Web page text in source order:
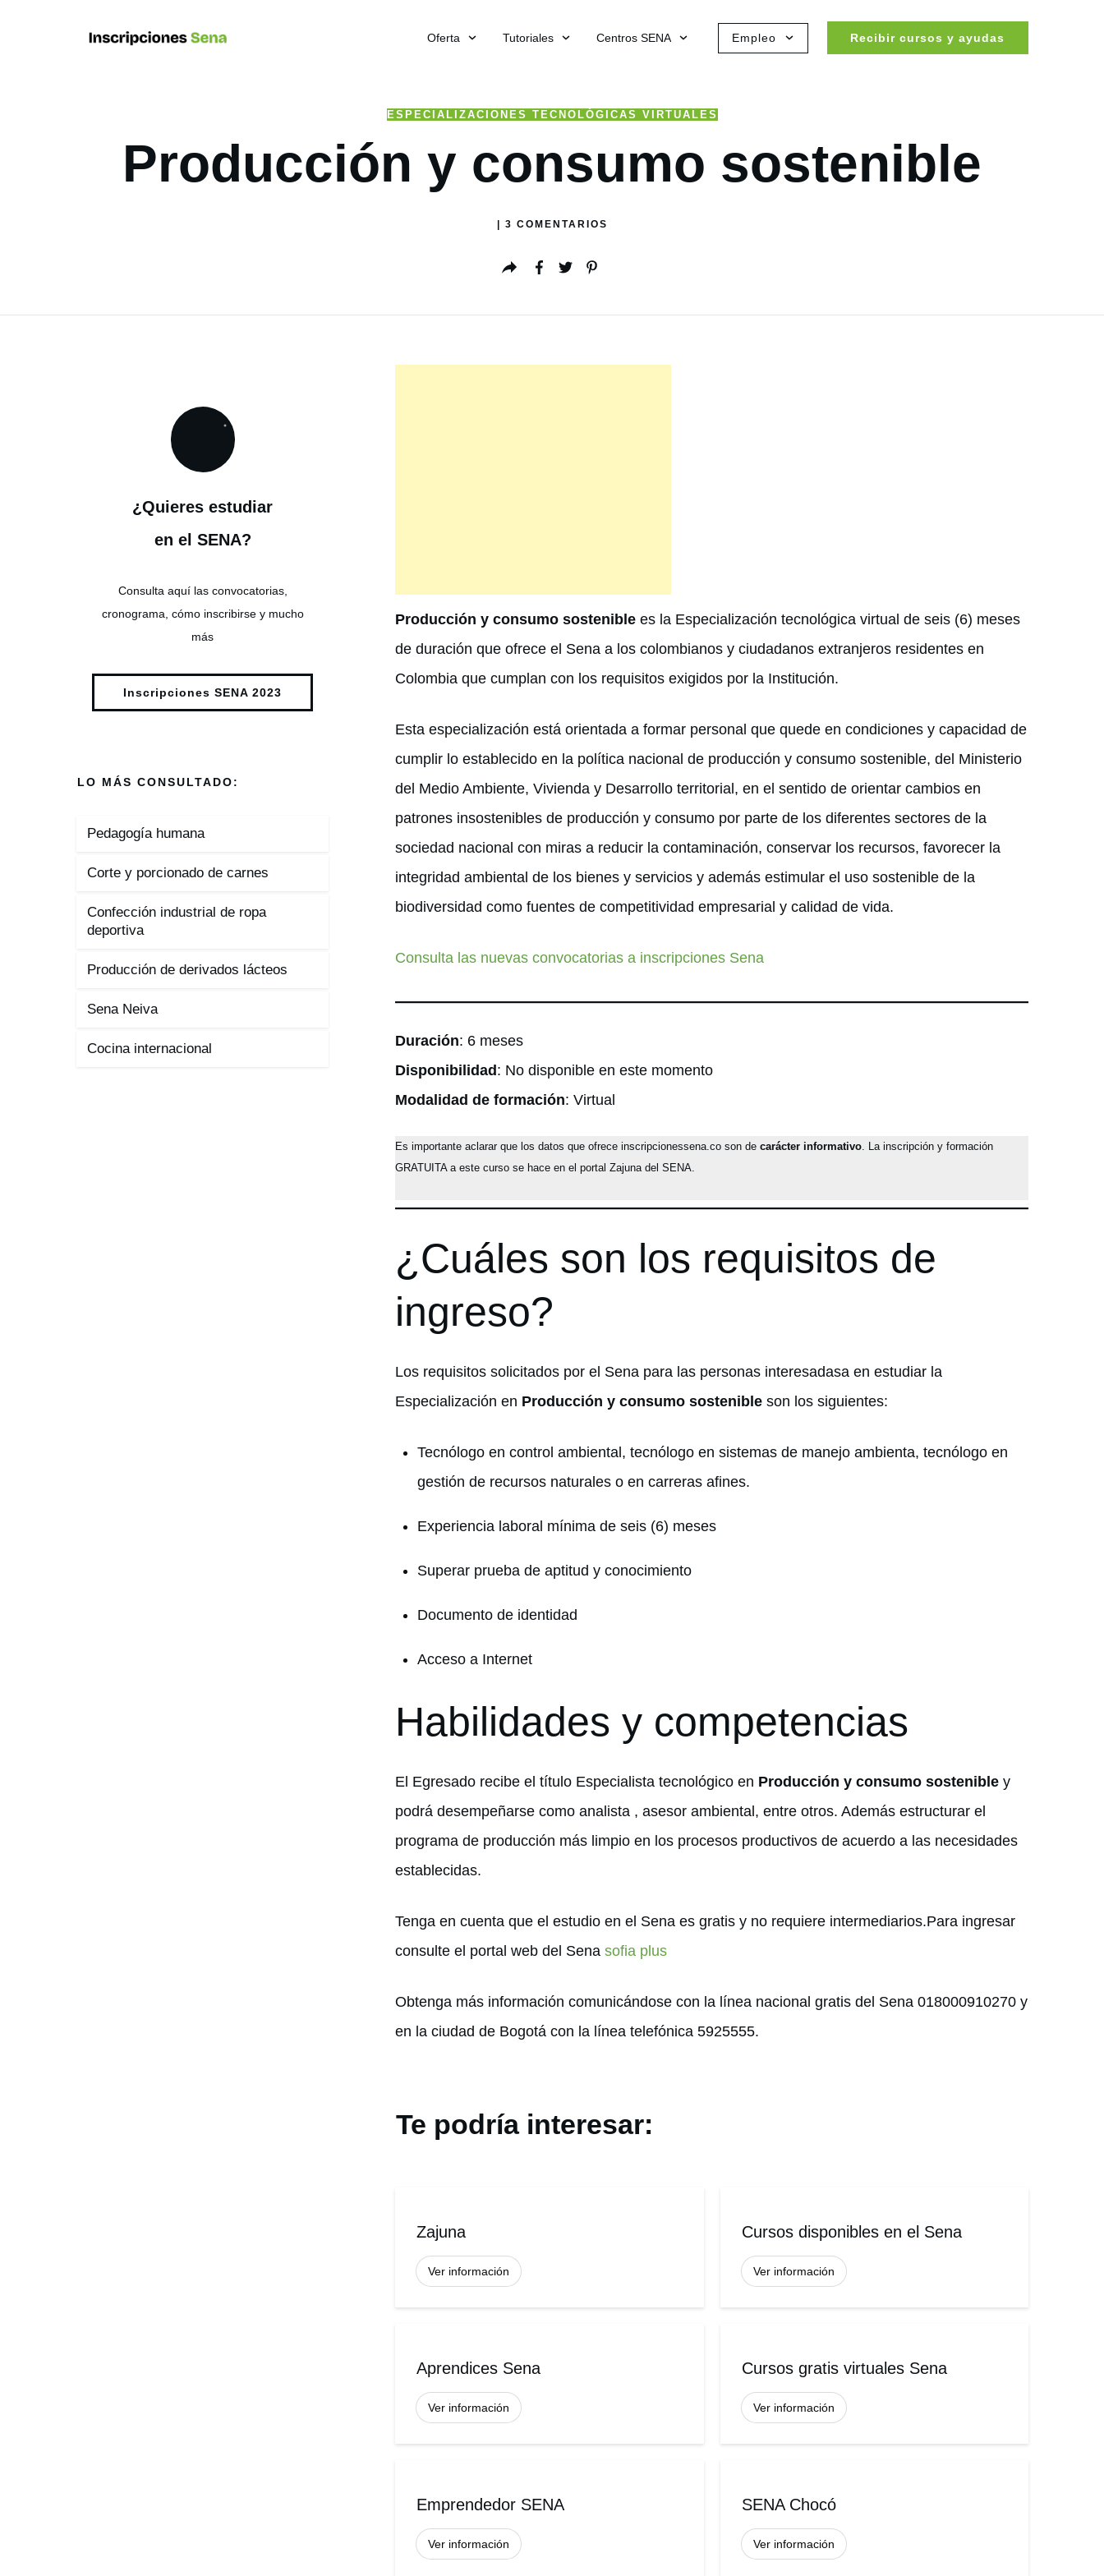
Oferta Tutoriales Centros SENA Empleo Recibir cursos y ayudas
ESPECIALIZACIONES TECNOLÓGICAS VIRTUALES
Producción y consumo sostenible
3 COMENTARIOS
Producción y consumo sostenible es la Especialización tecnológica virtual de seis (6) meses
de duración que ofrece el Sena a los colombianos y ciudadanos extranjeros residentes en
Colombia que cumplan con los requisitos exigidos por la Institución.
Esta especialización está orientada a formar personal que quede en condiciones y capacidad de
cumplir lo establecido en la política nacional de producción y consumo sostenible, del Ministerio
del Medio Ambiente, Vivienda y Desarrollo territorial, en el sentido de orientar cambios en
patrones insostenibles de producción y consumo por parte de los diferentes sectores de la
sociedad nacional con miras a reducir la contaminación, conservar los recursos, favorecer la
integridad ambiental de los bienes y servicios y además estimular el uso sostenible de la
biodiversidad como fuentes de competitividad empresarial y calidad de vida.
Consulta las nuevas convocatorias a inscripciones Sena
Duración: 6 meses
Disponibilidad : No disponible en este momento
Modalidad de formación: Virtual
Es importante aclarar que los datos que ofrece inscripcionessena.co son decarácter informativo. La inscripción y formación
GRATUITA a este curso se hace en el portal Zajuna del SENA.
¿Cuáles son los requisitos de
ingreso?
Los requisitos solicitados por el Sena para las personas interesadasa en estudiar la
Especialización en Producción y consumo sostenible son los siguientes:
Tecnólogo en control ambiental, tecnólogo en sistemas de manejo ambienta, tecnólogo en
gestión de recursos naturales o en carreras afines.
Experiencia laboral mínima de seis (6) meses
Superar prueba de aptitud y conocimiento
Documento de identidad
Acceso a Internet
Habilidades y competencias
El Egresado recibe el título Especialista tecnológico en Producción y consumo sostenibley
podrá desempeñarse como analista , asesor ambiental, entre otros. Además estructurar el
programa de producción más limpio en los procesos productivos de acuerdo a las necesidades
establecidas.
Tenga en cuenta que el estudio en el Sena es gratis y no requiere intermediarios.Para ingresar
consulte el portal web del Sena sofia plus
Obtenga más información comunicándose con la línea nacional gratis del Sena 018000910270 y
en la ciudad de Bogotá con la línea telefónica 5925555.
Te podría interesar:
Zajuna
Ver información
Cursos disponibles en el Sena
Ver información
Aprendices Sena
Ver información
Cursos gratis virtuales Sena
Ver información
Emprendedor SENA
Ver información
SENA Chocó
Ver información
¿Quieres estudiar
en el SENA?
Consulta aquí las convocatorias,
cronograma, cómo inscribirse y mucho
más
Inscripciones SENA 2023
LO MÁS CONSULTADO:
Pedagogía humana
Corte y porcionado de carnes
Confección industrial de ropa
deportiva
Producción de derivados lácteos
Sena Neiva
Cocina internacional